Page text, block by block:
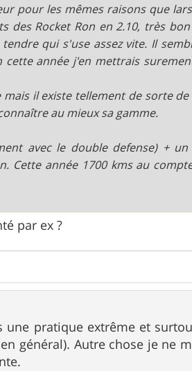
pour les mêmes raisons que
des Rocket Ron en 2.10, très
qui s'use assez vite. Il
cette année j'en mettrais
mais il existe tellement de sorte
au mieux sa gamme.
avec le double defense) +
Cette année 1700 kms au
par ex ?
pratique extrême et
général). Autre chose je ne